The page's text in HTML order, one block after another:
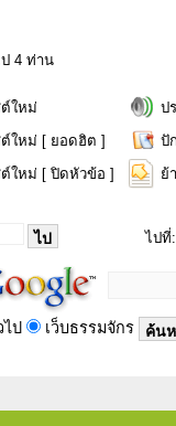
4 ท่าน
ใหม่
ป
ใหม่ [ ยอดฮิต ]
ปั
ใหม่ [ ปิดหัวข้อ ] ย้
ไปที่:
ป เว็บธรรมจักร